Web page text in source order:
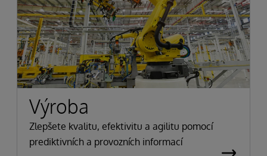
Výroba
Zlepšete kvalitu, efektivitu a agilitu pomocí
prediktivních a provozních informací